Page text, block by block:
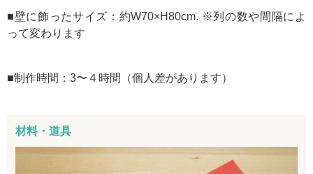
■壁に飾ったサイズ：約W70×H80cm. ※列の数や間隔によ
って変わります
■制作時間：3〜４時間（個人差があります）
材料・道具